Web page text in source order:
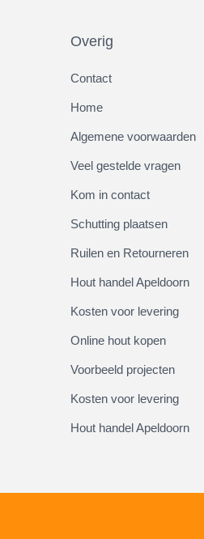
Overig
Contact
Home
Algemene voorwaarden
Veel gestelde vragen
Kom in contact
Schutting plaatsen
Ruilen en Retourneren
Hout handel Apeldoorn
Kosten voor levering
Online hout kopen
Voorbeeld projecten
Kosten voor levering
Hout handel Apeldoorn